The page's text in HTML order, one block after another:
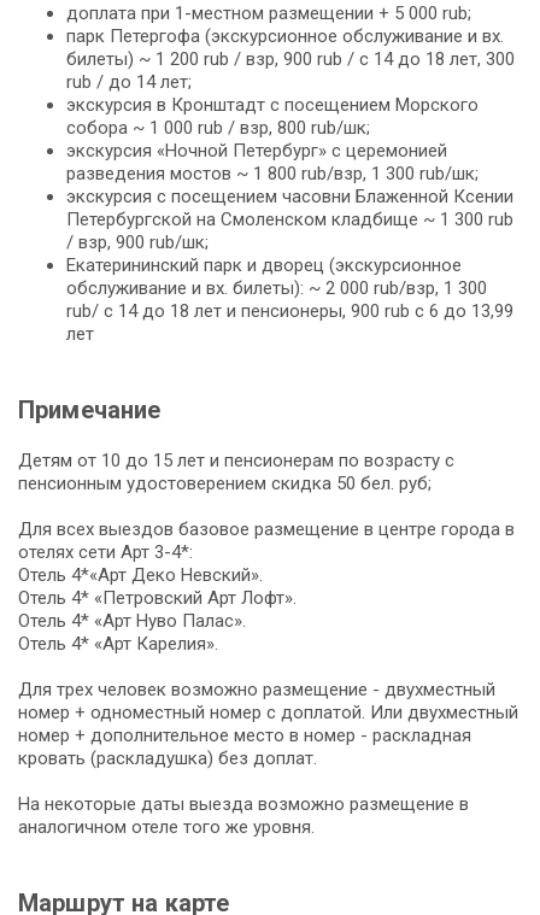
доплата при 1-местном размещении + 5 000 rub;
парк Петергофа (экскурсионное обслуживание и вх.
билеты) ~ 1 200 rub / взр, 900 rub / c 14 до 18 лет, 300
rub / до 14 лет;
экскурсия в Кронштадт с посещением Морского
собора ~ 1 000 rub / взр, 800 rub/шк;
экскурсия «Ночной Петербург» с церемонией
разведения мостов ~ 1 800 rub/взр, 1 300 rub/шк;
экскурсия с посещением часовни Блаженной Ксении
Петербургской на Смоленском кладбище ~ 1 300 rub
/ взр, 900 rub/шк;
Екатерининский парк и дворец (экскурсионное
обслуживание и вх. билеты): ~ 2 000 rub/взр, 1 300
rub/ c 14 до 18 лет и пенсионеры, 900 rub c 6 до 13,99
лет
Примечание
Детям от 10 до 15 лет и пенсионерам по возрасту c
пенсионным удостоверением скидка 50 бел. руб;
Для всех выездов базовое размещение в центре города в
отелях сети Арт 3-4*:
Отель 4*«Арт Деко Невский».
Отель 4* «Петровский Арт Лофт».
Отель 4* «Арт Нуво Палас».
Отель 4* «Арт Карелия».
Для трех человек возможно размещение - двухместный
номер + одноместный номер с доплатой. Или двухместный
номер + дополнительное место в номер - раскладная
кровать (раскладушка) без доплат.
На некоторые даты выезда возможно размещение в
аналогичном отеле того же уровня.
Маршрут на карте